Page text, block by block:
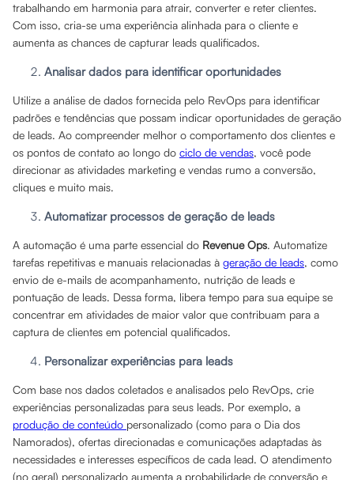
trabalhando em harmonia para atrair, converter e reter clientes.
Com isso, cria-se uma experiência alinhada para o cliente e
aumenta as chances de capturar leads qualificados.
Analisar dados para identificar oportunidades
Utilize a análise de dados fornecida pelo RevOps para identificar
padrões e tendências que possam indicar oportunidades de geração
de leads. Ao compreender melhor o comportamento dos clientes e
os pontos de contato ao longo do ciclo de vendas, você pode
direcionar as atividades marketing e vendas rumo a conversão,
cliques e muito mais.
Automatizar processos de geração de leads
A automação é uma parte essencial do Revenue Ops. Automatize
tarefas repetitivas e manuais relacionadas à geração de leads, como
envio de e-mails de acompanhamento, nutrição de leads e
pontuação de leads. Dessa forma, libera tempo para sua equipe se
concentrar em atividades de maior valor que contribuam para a
captura de clientes em potencial qualificados.
Personalizar experiências para leads
Com base nos dados coletados e analisados ​​pelo RevOps, crie
experiências personalizadas para seus leads. Por exemplo, a
produção de conteúdo personalizado (como para o Dia dos
Namorados), ofertas direcionadas e comunicações adaptadas às
necessidades e interesses específicos de cada lead. O atendimento
(no geral) personalizado aumenta a probabilidade de conversão e